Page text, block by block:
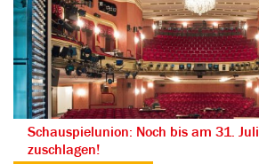
Schauspielunion: Noch bis am 31. Juli
zuschlagen!